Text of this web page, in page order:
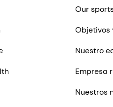
Our
Objetivos
Nuestro
Empresa
Nuestros